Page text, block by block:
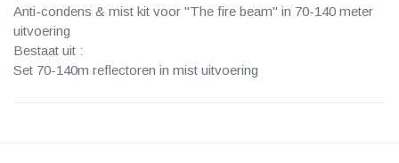
Anti-condens & mist kit voor "The fire beam" in 70-140 meter
uitvoering
Bestaat uit :
Set 70-140m reflectoren in mist uitvoering